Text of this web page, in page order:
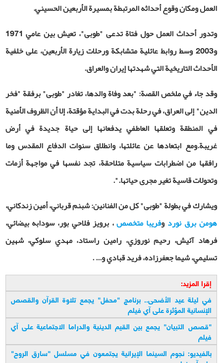
العمل ومكان وقوع أحداثه المرتبطة بمسيرة الأربعين الحسيني.
وتدور أحداث العمل حول فتاة تدعى "طوبى"، تعيش بين عامي 1971
و2003 وسط روابط عائلية متشابكة ورحلات زيارة الأربعين، على خلفية
الأحداث التاريخية التي شهدتها إيران والعراق.
وقد جاء في ملخص القصة: "بعد وفاة والدها، تغادر "طوبى" برفقة "فخر
الدين" إلى العراق، في رحلة بدت في البداية مؤقتة، إلا أن الظروف الأمنية
في المنطقة وتعلقها العاطفي يدفعانها إلى حياة جديدة في أرض
غريبة.ومع ابتعادها عن عائلتها، وانطلاق سنوات الدفاع المقدس وما
رافقها من اضطرابات سياسية متلاحقة، تجد نفسها في مواجهة أزمات
وتحولات قاسية تغير مجرى حياتها.
".
ويشارك في بطولة "طوبى" كل من الفنانين: شبنم قرباني، أمين زندكاني،
هومن برق نورد وفريبا متخصص، برويز فلاحي بور، سودابه بيضائي،
فرهاد آئيش، رحيم نوروزي، رامين راستاد، مهدي سلوكي، شهين
تسليمي، شيما جعفرزاده، فريد قبادي و... .
إقرا المزيد:
في ليلة عيد الأضحى.. برنامج "محفل" يجمع تلاوة القرآن والقصص
الإنسانية المؤثرة على آي فيلم
"قصص التبيان" يجمع بين القيم الدينية والدراما الاجتماعية على آي
فيلم
بالفيديو: نجوم السينما الإيرانية يجتمعون في مسلسل "سارق الروح"